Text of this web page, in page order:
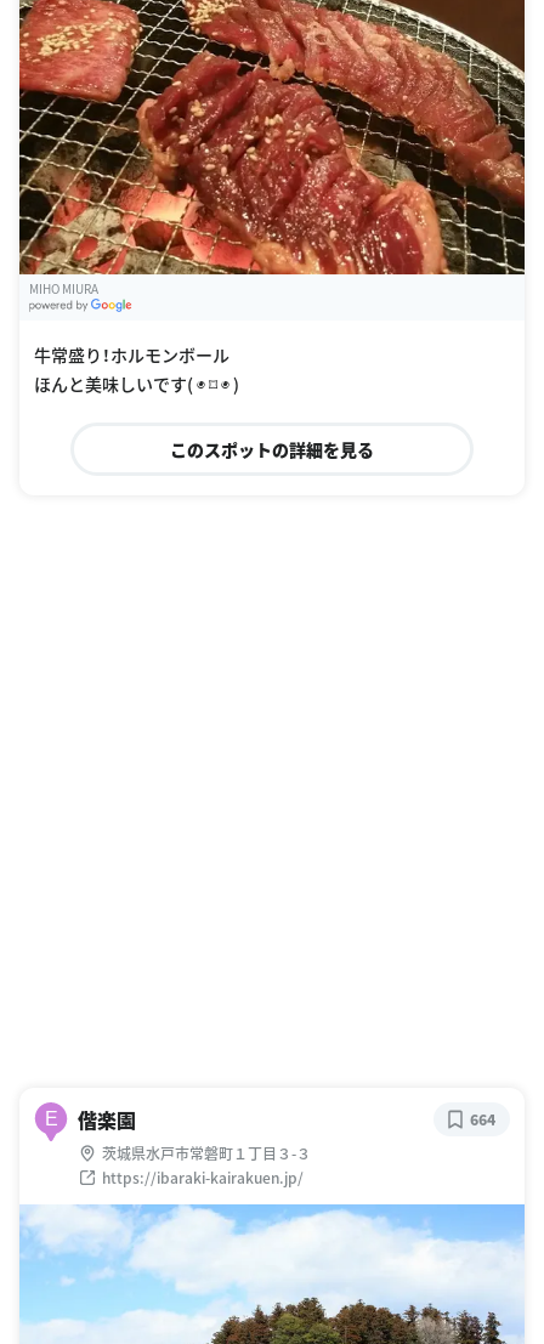
MIHO MIURA
牛常盛り！ホルモンボール
ほんと美味しいです( ◉ ⌑ ◉ )
このスポットの詳細を見る
E 偕楽園
茨城県水戸市常磐町１丁目３-３
https://ibaraki-kairakuen.jp/
664